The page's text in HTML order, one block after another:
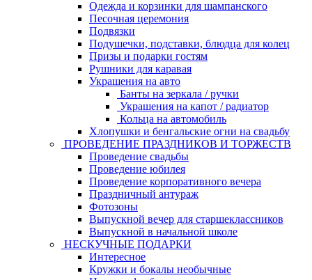
Одежда и корзинки для шампанского
Песочная церемония
Подвязки
Подушечки, подставки, блюдца для колец
Призы и подарки гостям
Рушники для каравая
Украшения на авто
Банты на зеркала / ручки
Украшения на капот / радиатор
Кольца на автомобиль
Хлопушки и бенгальские огни на свадьбу
ПРОВЕДЕНИЕ ПРАЗДНИКОВ И ТОРЖЕСТВ
Проведение свадьбы
Проведение юбилея
Проведение корпоративного вечера
Праздничный антураж
Фотозоны
Выпускной вечер для старшеклассников
Выпускной в начальной школе
НЕСКУЧНЫЕ ПОДАРКИ
Интересное
Кружки и бокалы необычные